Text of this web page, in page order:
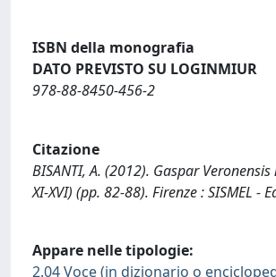
ISBN della monografia
DATO PREVISTO SU LOGINMIUR
978-88-8450-456-2
Citazione
BISANTI, A. (2012). Gaspar
XI-XVI) (pp. 82-88). Firenze : SISMEL -
Appare nelle tipologie:
2.04 Voce (in dizionario o